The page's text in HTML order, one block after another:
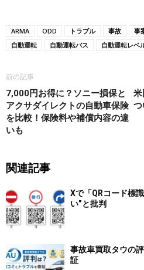
ARMA ODD トラブル 事故 事
自動運転
自動運転バス 自動運転レベ
前の記事
7,000円お得に？ソニー損保と
アクサダイレクトの自動車保険
を比較！保険料や補償内容の違
いも
米
関連記事
Xで「QRコード標
い”と批判
事故車買取タウの
証